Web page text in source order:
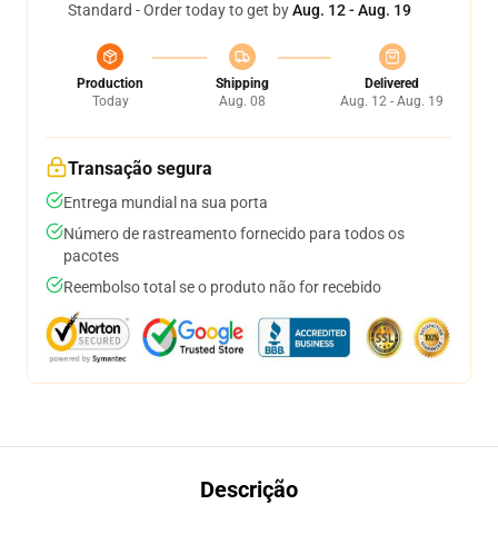
Standard - Order today to get byAug. 12 - Aug. 19
Production
Today
Shipping
Aug. 08
Delivered
Aug. 12 - Aug. 19
Transação segura
Entrega mundial na sua porta
Número de rastreamento fornecido para todos os
pacotes
Reembolso total se o produto não for recebido
Descrição